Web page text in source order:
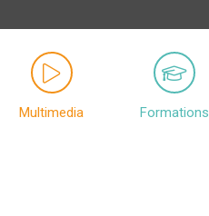
Multimedia Formations